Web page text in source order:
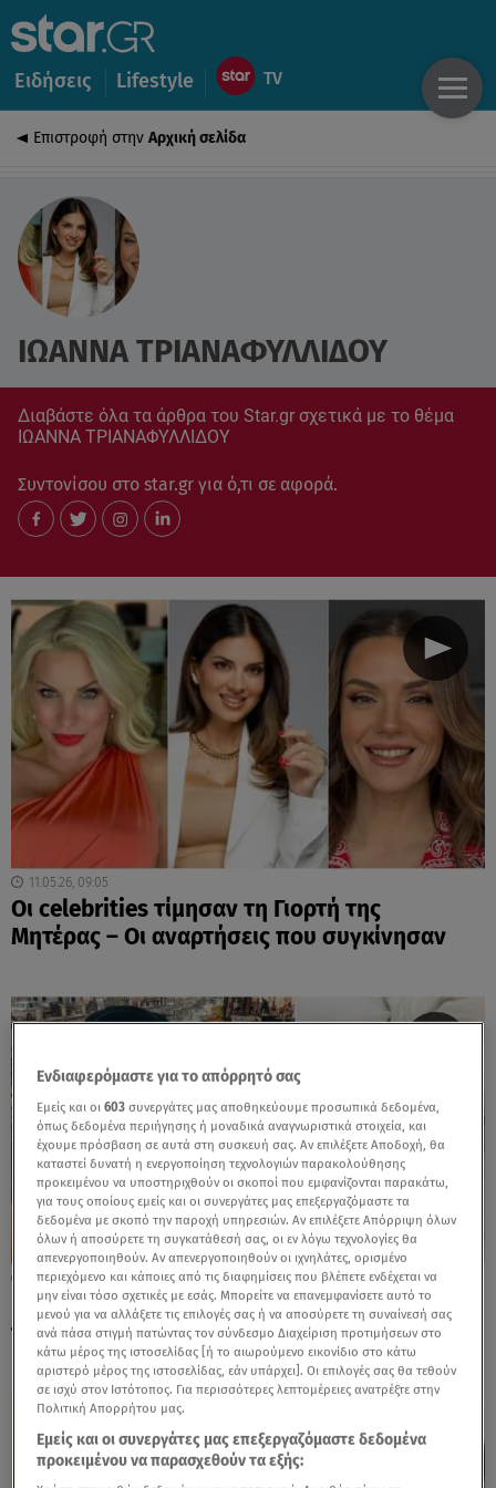
Ειδήσεις Lifestyle
Επιστροφή στην Αρχική σελίδα
ΙΩΑΝΝΑ ΤΡΙΑΝΑΦΥΛΛΙΔΟΥ
Διαβάστε όλα τα άρθρα του Star.gr σχετικά με το θέμα
ΙΩΑΝΝΑ ΤΡΙΑΝΑΦΥΛΛΙΔΟΥ
Συντονίσου στο star.gr για ό,τι σε αφορά.
11.05.26, 09:05
Οι celebrities τίμησαν τη Γιορτή της
Μητέρας – Οι αναρτήσεις που συγκίνησαν
30.09.25, 10:51
Κίμωνας Κουρής για τη γέννηση του γιου
του: «Πολύ πρωτόγνωρο συναίσθημα»
Ενδιαφερόμαστε για το απόρρητό σας
Εμείς και οι603 συνεργάτες μας αποθηκεύουμε προσωπικά δεδομένα,
όπως δεδομένα περιήγησης ή μοναδικά αναγνωριστικά στοιχεία, και
έχουμε πρόσβαση σε αυτά στη συσκευή σας. Αν επιλέξετε Αποδοχή, θα
καταστεί δυνατή η ενεργοποίηση τεχνολογιών παρακολούθησης
προκειμένου να υποστηριχθούν οι σκοποί που εμφανίζονται παρακάτω,
για τους οποίους εμείς και οι συνεργάτες μας επεξεργαζόμαστε τα
δεδομένα με σκοπό την παροχή υπηρεσιών. Αν επιλέξετε Απόρριψη όλων
όλων ή αποσύρετε τη συγκατάθεσή σας, οι εν λόγω τεχνολογίες θα
απενεργοποιηθούν. Αν απενεργοποιηθούν οι ιχνηλάτες, ορισμένο
περιεχόμενο και κάποιες από τις διαφημίσεις που βλέπετε ενδέχεται να
μην είναι τόσο σχετικές με εσάς. Μπορείτε να επανεμφανίσετε αυτό το
μενού για να αλλάξετε τις επιλογές σας ή να αποσύρετε τη συναίνεσή σας
ανά πάσα στιγμή πατώντας τον σύνδεσμο Διαχείριση προτιμήσεων στο
κάτω μέρος της ιστοσελίδας [ή το αιωρούμενο εικονίδιο στο κάτω
αριστερό μέρος της ιστοσελίδας, εάν υπάρχει]. Οι επιλογές σας θα τεθούν
σε ισχύ στον Ιστότοπος. Για περισσότερες λεπτομέρειες ανατρέξτε στην
Πολιτική Απορρήτου μας.
Εμείς και οι συνεργάτες μας επεξεργαζόμαστε δεδομένα
προκειμένου να παρασχεθούν τα εξής: